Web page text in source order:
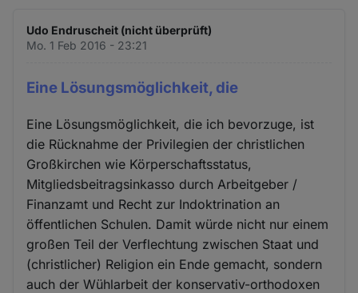
Udo Endruscheit (nicht überprüft)
Mo. 1 Feb 2016 - 23:21
Eine Lösungsmöglichkeit, die
Eine Lösungsmöglichkeit, die ich bevorzuge, ist
die Rücknahme der Privilegien der christlichen
Großkirchen wie Körperschaftsstatus,
Mitgliedsbeitragsinkasso durch Arbeitgeber /
Finanzamt und Recht zur Indoktrination an
öffentlichen Schulen. Damit würde nicht nur einem
großen Teil der Verflechtung zwischen Staat und
(christlicher) Religion ein Ende gemacht, sondern
auch der Wühlarbeit der konservativ-orthodoxen